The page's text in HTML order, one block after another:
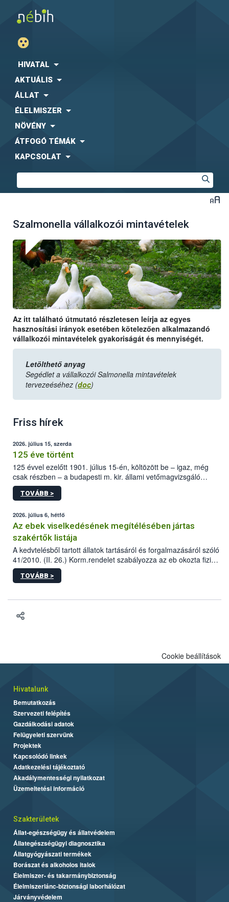
HIVATAL
AKTUÁLIS
ÁLLAT
ÉLELMISZER
NÖVÉNY
ÁTFOGÓ TÉMÁK
KAPCSOLAT
Szalmonella vállalkozói mintavételek
Az itt található útmutató részletesen leírja az egyes
hasznosítási irányok esetében kötelezően alkalmazandó
vállalkozói mintavételek gyakoriságát és mennyiségét.
Letölthető anyag
Segédlet a vállalkozói Salmonella mintavételek
tervezeéséhez (doc)
Friss hírek
2026. július 15, szerda
125 éve történt
125 évvel ezelőtt 1901. július 15-én, költözött be – igaz, még
csak részben – a budapesti m. kir. állami vetőmagvizsgáló
állomás a Kis Rókus utca 15. szám alatti, Czigler Győző által
tervezett új épületébe.
TOVÁBB >
2026. július 6, hétfő
Az ebek viselkedésének megítélésében jártas
szakértők listája
A kedvtelésből tartott állatok tartásáról és forgalmazásáról szóló
41/2010. (II. 26.) Korm.rendelet szabályozza az eb okozta fizikai
sérülés, illetve ennek veszélye keletkezésekor felmerülő
hatósági feladatokat, valamint a veszélyes eb tartását és annak
vonni az ebek viselkedésének megítélésében jártas szakértőt.
TOVÁBB >
Cookie beállítások
Hivatalunk
Bemutatkozás
Szervezeti felépítés
Gazdálkodási adatok
Felügyeleti szervünk
Projektek
Kapcsolódó linkek
Adatkezelési tájékoztató
Akadálymentességi nyilatkozat
Üzemeltetési információ
Szakterületek
Állat-egészségügy és állatvédelem
Állategészségügyi diagnosztika
Állatgyógyászati termékek
Borászat és alkoholos italok
Élelmiszer- és takarmánybiztonság
Élelmiszerlánc-biztonsági laborhálózat
Járványvédelem